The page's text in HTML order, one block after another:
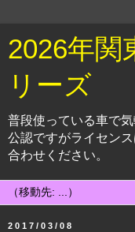
2026年関
リーズ
普段使っている車で
公認ですがライセン
合わせください。
2017/03/08